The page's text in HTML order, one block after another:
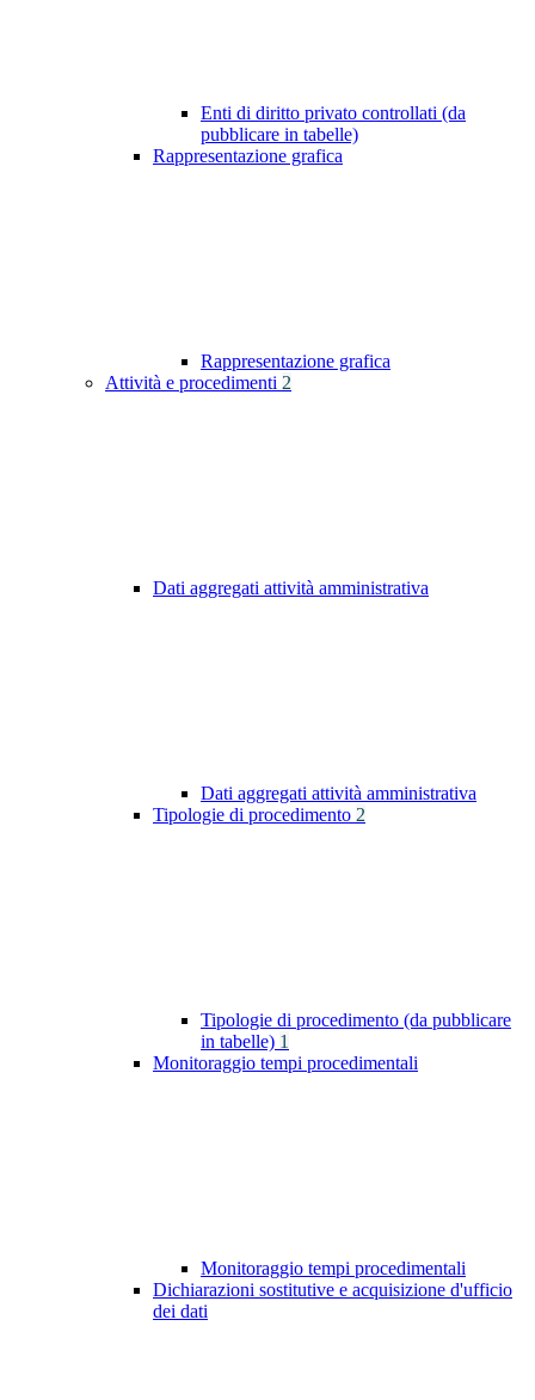
Enti di diritto privato controllati (da
pubblicare in tabelle)
Rappresentazione grafica
Rappresentazione grafica
Attività e procedimenti 2
Dati aggregati attività amministrativa
Dati aggregati attività amministrativa
Tipologie di procedimento 2
Tipologie di procedimento (da pubblicare
in tabelle) 1
Monitoraggio tempi procedimentali
Monitoraggio tempi procedimentali
Dichiarazioni sostitutive e acquisizione d'ufficio
dei dati